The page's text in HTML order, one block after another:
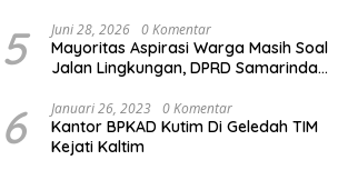
Yatim
5 Juni 28, 2026 0 Komentar
Mayoritas Aspirasi Warga Masih Soal
Jalan Lingkungan, DPRD Samarinda
6 Januari 26, 2023 0 Komentar
Kantor BPKAD Kutim Di Geledah TIM
Kejati Kaltim